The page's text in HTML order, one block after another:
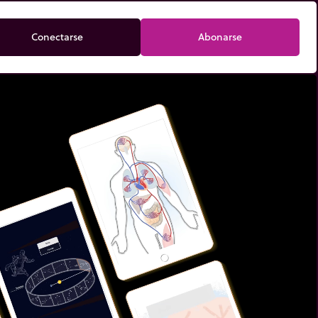
Conectarse Abonarse